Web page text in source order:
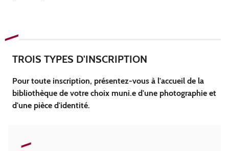
TROIS TYPES D'INSCRIPTION
Pour toute inscription, présentez-vous à l'accueil de la
bibliothèque de votre choix muni.e d'une photographie et
d'une pièce d'identité.